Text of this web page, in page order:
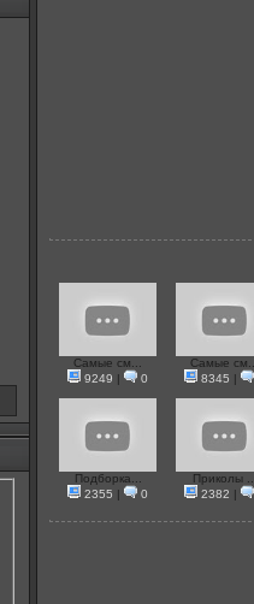
Самые см...
9249 | 0
Самые
8345 |
Подборка...
2355 | 0
Приколы
2382 |